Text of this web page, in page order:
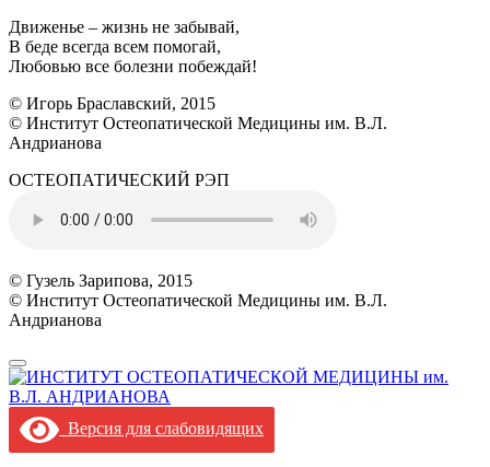
Движенье – жизнь не забывай,
В беде всегда всем помогай,
Любовью все болезни побеждай!
© Игорь Браславский, 2015
© Институт Остеопатической Медицины им. В.Л.
Андрианова
ОСТЕОПАТИЧЕСКИЙ РЭП
© Гузель Зарипова, 2015
© Институт Остеопатической Медицины им. В.Л.
Андрианова
Версия для слабовидящих